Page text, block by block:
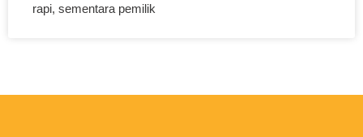
rapi, sementara pemilik